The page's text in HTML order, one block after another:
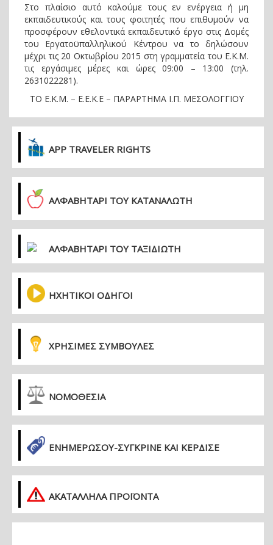
Στο πλαίσιο αυτό καλούμε τους εν ενέργεια ή μη
εκπαιδευτικούς και τους φοιτητές που επιθυμούν να
προσφέρουν εθελοντικά εκπαιδευτικό έργο στις Δομές
του Εργατοϋπαλληλικού Κέντρου να το δηλώσουν
μέχρι τις 20 Οκτωβρίου 2015 στη γραμματεία του Ε.Κ.Μ.
τις εργάσιμες μέρες και ώρες 09:00 – 13:00 (τηλ.
2631022281).
ΤΟ Ε.Κ.Μ. – Ε.Ε.Κ.Ε – ΠΑΡΑΡΤΗΜΑ Ι.Π. ΜΕΣΟΛΟΓΓΙΟΥ
APP TRAVELER RIGHTS
ΑΛΦΑΒΗΤΑΡΙ ΤΟΥ ΚΑΤΑΝΑΛΩΤΗ
ΑΛΦΑΒΗΤΑΡΙ ΤΟΥ ΤΑΞΙΔΙΩΤΗ
ΗΧΗΤΙΚΟΙ ΟΔΗΓΟΙ
ΧΡΗΣΙΜΕΣ ΣΥΜΒΟΥΛΕΣ
ΝΟΜΟΘΕΣΙΑ
ΕΝΗΜΕΡΏΣΟΥ-ΣΎΓΚΡΙΝΕ ΚΑΙ ΚΈΡΔΙΣΕ
ΑΚΑΤΑΛΛΗΛΑ ΠΡΟΪΟΝΤΑ